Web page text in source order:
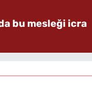
bu mesleği icra